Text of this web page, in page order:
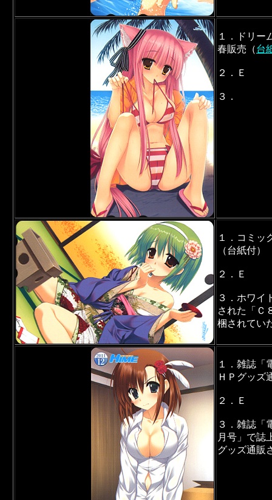
１．ドリー
春販売（台
２．Ｅ
３．
１．コミッ
（台紙付）
２．Ｅ
３．ホワイ
された「Ｃ
梱されてい
１．雑誌「
ＨＰグッズ
２．Ｅ
３．雑誌「
月号」で誌
グッズ通販